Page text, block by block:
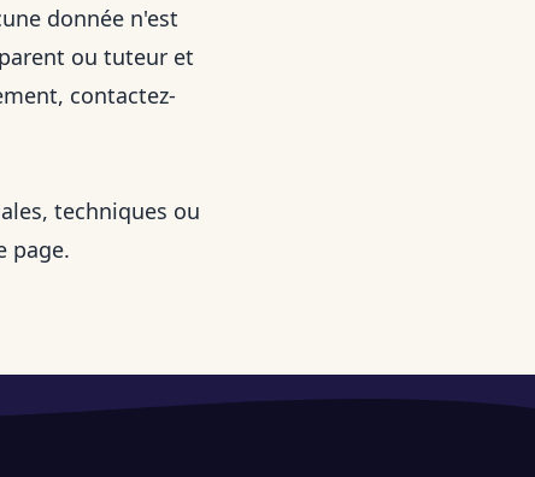
donnée n'est
ou tuteur et
contactez-
techniques ou
page.